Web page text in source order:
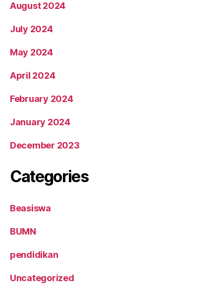
August 2024
July 2024
May 2024
April 2024
February 2024
January 2024
December 2023
Categories
Beasiswa
BUMN
pendidikan
Uncategorized